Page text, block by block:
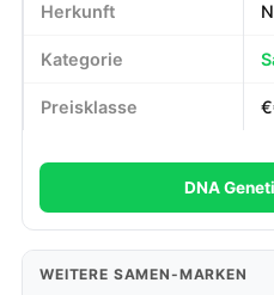
Herkunft
Kategorie
Preisklasse
DNA
WEITERE SAMEN-MARKEN